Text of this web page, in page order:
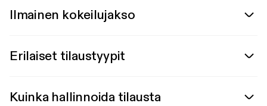
Ilmainen kokeilujakso
Erilaiset tilaustyypit
Kuinka hallinnoida tilausta